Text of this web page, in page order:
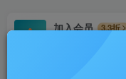
加入会员
3.3折